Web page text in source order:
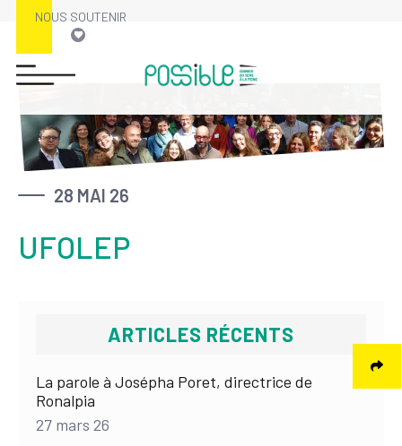
Skip
content
NOUS SOUTENIR
28 MAI 26
UFOLEP
ARTICLES RÉCENTS
La parole à Josépha Poret, directrice de
Ronalpia
27 mars 26